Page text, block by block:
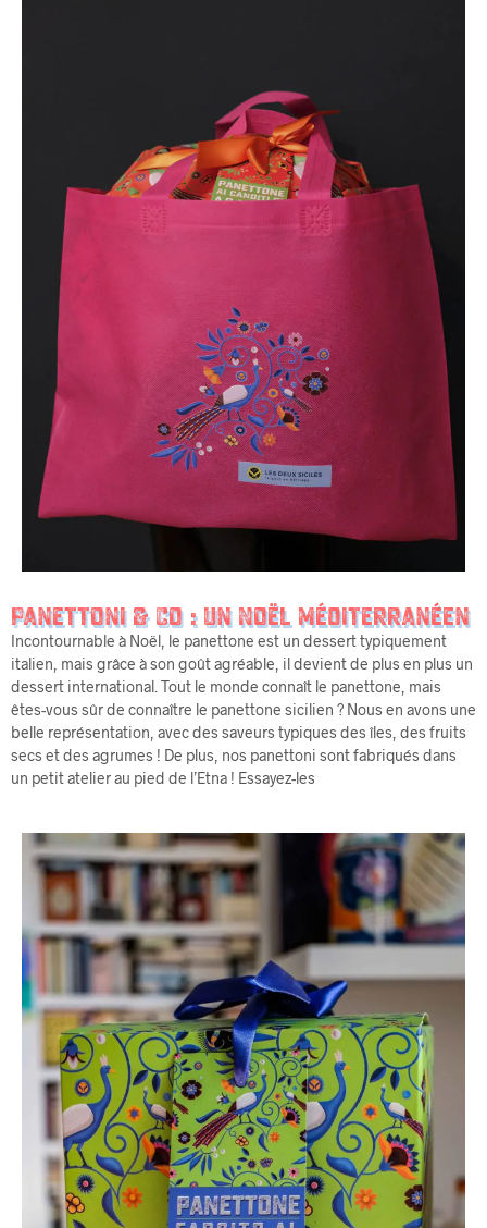
Panettoni & Co : Un Noël Méditerranéen
Incontournable à Noël, le panettone est un dessert typiquement
italien, mais grâce à son goût agréable, il devient de plus en plus un
dessert international. Tout le monde connaît le panettone, mais
êtes-vous sûr de connaître le panettone sicilien ? Nous en avons une
belle représentation, avec des saveurs typiques des îles, des fruits
secs et des agrumes ! De plus, nos panettoni sont fabriqués dans
un petit atelier au pied de l’Etna ! Essayez-les